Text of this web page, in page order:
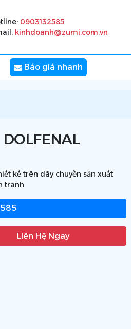
0903132585
kinhdoanh@zumi.com.vn
Báo giá nhanh
kế trên dây chuyền sản xuất
tranh
Liên Hệ Ngay